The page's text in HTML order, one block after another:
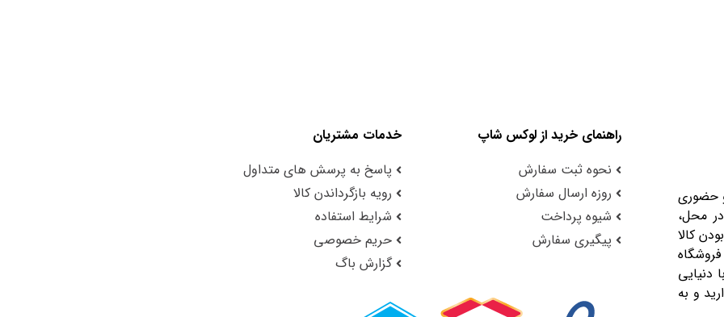
حضوری
محل،
کالا
دنیایی
و به
راهنمای خرید از لوکس شاپ
نحوه ثبت سفارش
روزه ارسال سفارش
شیوه پرداخت
پیگیری سفارش
خدمات مشتریان
پاسخ به پرسش های متداول
رویه بازگرداندن کالا
شرایط استفاده
حریم خصوصی
گزارش باگ